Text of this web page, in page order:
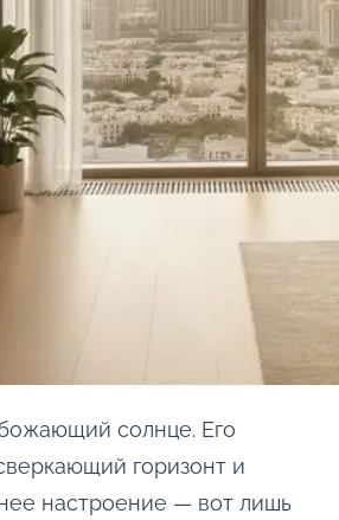
солнце. Его
горизонт и
настроение — вот лишь